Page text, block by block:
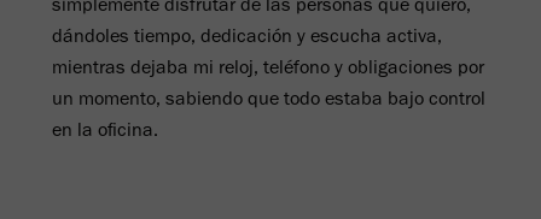
simplemente disfrutar de las personas que quiero,
dándoles tiempo, dedicación y escucha activa,
mientras dejaba mi reloj, teléfono y obligaciones por
un momento, sabiendo que todo estaba bajo control
en la oficina.